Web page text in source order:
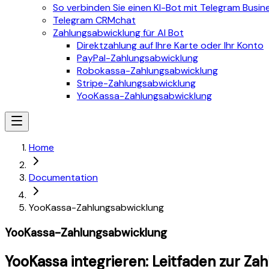
So verbinden Sie einen KI-Bot mit Telegram
Telegram CRMchat
Zahlungsabwicklung für AI Bot
Direktzahlung auf Ihre Karte oder Ihr Konto
PayPal-Zahlungsabwicklung
Robokassa-Zahlungsabwicklung
Stripe-Zahlungsabwicklung
YooKassa-Zahlungsabwicklung
Home
Documentation
YooKassa-Zahlungsabwicklung
YooKassa-Zahlungsabwicklung
YooKassa integrieren: Leitfaden zur